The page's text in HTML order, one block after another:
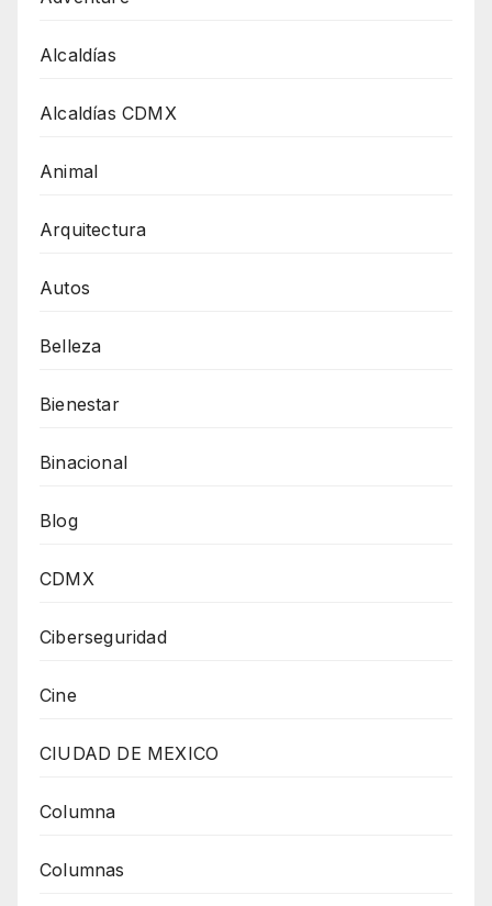
Alcaldías
Alcaldías CDMX
Animal
Arquitectura
Autos
Belleza
Bienestar
Binacional
Blog
CDMX
Ciberseguridad
Cine
CIUDAD DE MEXICO
Columna
Columnas